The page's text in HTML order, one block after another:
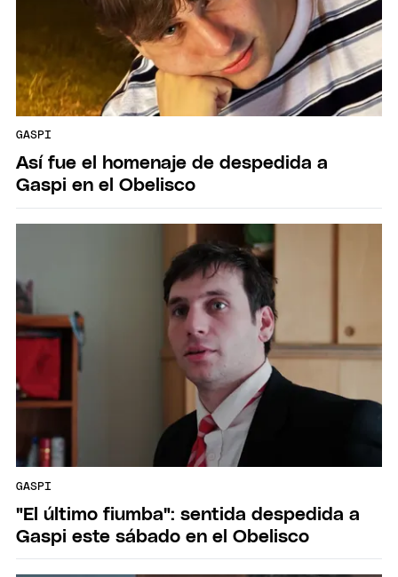
GASPI
Así fue el homenaje de despedida a
Gaspi en el Obelisco
GASPI
"El último fiumba": sentida despedida a
Gaspi este sábado en el Obelisco